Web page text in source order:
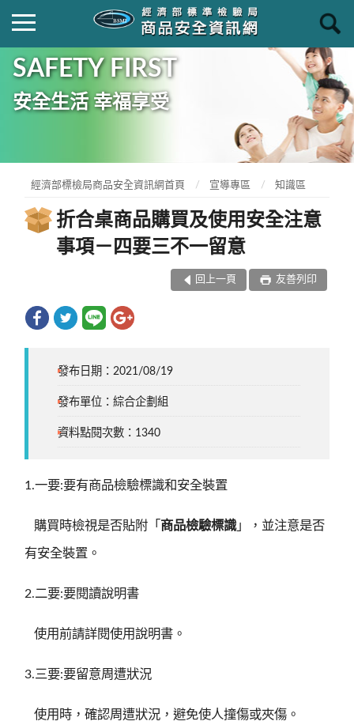
SAFETY FIRST
安全生活 幸福享受
經濟部標檢局商品安全資訊網首頁 宣導專區 知識區
折合桌商品購買及使用安全注意
事項－四要三不一留意
回上一頁 友善列印
發布日期：2021/08/19
發布單位：綜合企劃組
資料點閱次數：1340
1.一要:要有商品檢驗標識和安全裝置
購買時檢視是否貼附「 商品檢驗標識」，並注意是否
有安全裝置。
2.二要:要閱讀說明書
使用前請詳閱使用說明書。
3.三要:要留意周遭狀況
使用時，確認周遭狀況，避免使人撞傷或夾傷。